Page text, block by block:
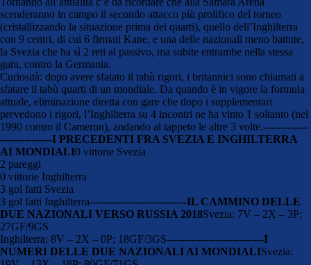
scenderanno in campo il secondo attacco più prolifico del torneo
(cristallizzando la situazione prima dei quarti), quello dell’Inghilterra
con 9 centri, di cui 6 firmati Kane, e una delle nazionali meno battute,
la Svezia che ha sì 2 reti al passivo, ma subite entrambe nella stessa
gara, contro la Germania.
Curiosità: dopo avere sfatato il tabù rigori, i britannici sono chiamati a
sfatare il tabù quarti di un mondiale. Da quando è in vigore la formula
attuale, eliminazione diretta con gare che dopo i supplementari
prevedono i rigori, l’Inghilterra su 4 incontri ne ha vinto 1 soltanto (nel
1990 contro il Camerun), andando al tappeto le altre 3 volte.-------------
---------------I PRECEDENTI FRA SVEZIA E INGHILTERRA
AI MONDIALI0 vittorie Svezia
2 pareggi
0 vittorie Inghilterra
3 gol fatti Svezia
3 gol fatti Inghilterra----------------------------IL CAMMINO DELLE
DUE NAZIONALI VERSO RUSSIA 2018Svezia: 7V – 2X – 3P;
27GF/9GS
Inghilterra: 8V – 2X – 0P; 18GF/3GS----------------------------I
NUMERI DELLE DUE NAZIONALI AI MONDIALISvezia: